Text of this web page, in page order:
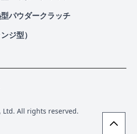
パウダークラッチ
ジ型）
Ltd. All rights reserved.